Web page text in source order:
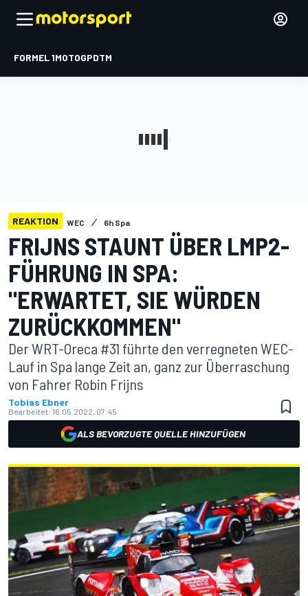
FORMEL 1MOTOGPDTM
REAKTION WEC 6h Spa
FRIJNS STAUNT ÜBER LMP2-
FÜHRUNG IN SPA:
"ERWARTET, SIE WÜRDEN
ZURÜCKKOMMEN"
Der WRT-Oreca #31 führte den verregneten WEC-
Lauf in Spa lange Zeit an, ganz zur Überraschung
von Fahrer Robin Frijns
Tobias Ebner
Bearbeitet: 16.05.2022, 07:45
ALS BEVORZUGTE QUELLE HINZUFÜGEN